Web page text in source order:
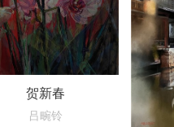
贺新春
吕畹铃